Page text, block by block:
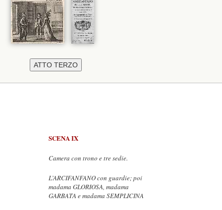
SCENA IX
Camera con trono e tre sedie.
L’ARCIFANFANO con guardie; poi
madama GLORIOSA, madama
GARBATA e madama SEMPLICINA